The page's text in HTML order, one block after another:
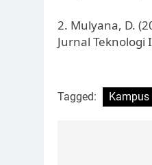
2. Mulyana, D.
Jurnal Teknologi
Tagged: